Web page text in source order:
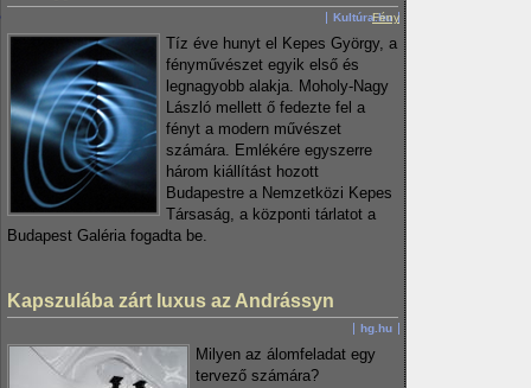
Fény
Kultúra.hu
Tíz éve hunyt el Kepes György, a
fényművészet egyik első és
legnagyobb alakja. Moholy-Nagy
László mellett ő fedezte fel a
fényt a modern művészet
számára. Emlékére egyszerre
három kiállítást hozott
Budapestre a Nemzetközi Kepes
Társaság, a központi tárlatot a
Budapest Galéria fogadta be.
Kapszulába zárt luxus az Andrássyn
hg.hu
Milyen az álomfeladat egy
tervező számára?